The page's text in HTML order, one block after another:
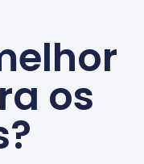
os